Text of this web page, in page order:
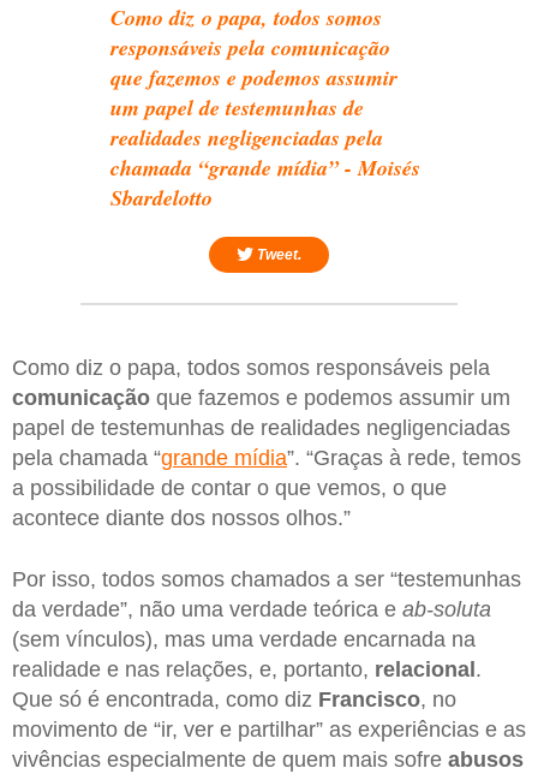
Como diz o papa, todos somos
responsáveis pela comunicação
que fazemos e podemos assumir
um papel de testemunhas de
realidades negligenciadas pela
chamada “grande mídia” - Moisés
Sbardelotto
Tweet.
Como diz o papa, todos somos responsáveis pela
comunicação que fazemos e podemos assumir um
papel de testemunhas de realidades negligenciadas
pela chamada “grande mídia”. “Graças à rede, temos
a possibilidade de contar o que vemos, o que
acontece diante dos nossos olhos.”
Por isso, todos somos chamados a ser “testemunhas
da verdade”, não uma verdade teórica e ab-soluta
(sem vínculos), mas uma verdade encarnada na
realidade e nas relações, e, portanto, relacional .
Que só é encontrada, como diz Francisco, no
movimento de “ir, ver e partilhar” as experiências e as
vivências especialmente de quem mais sofre abusos